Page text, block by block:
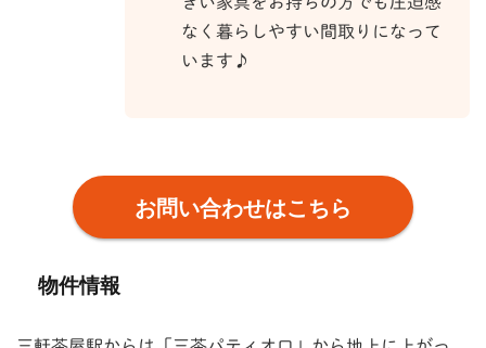
なく暮らしやすい間取りになって
います♪
お問い合わせはこちら
物件情報